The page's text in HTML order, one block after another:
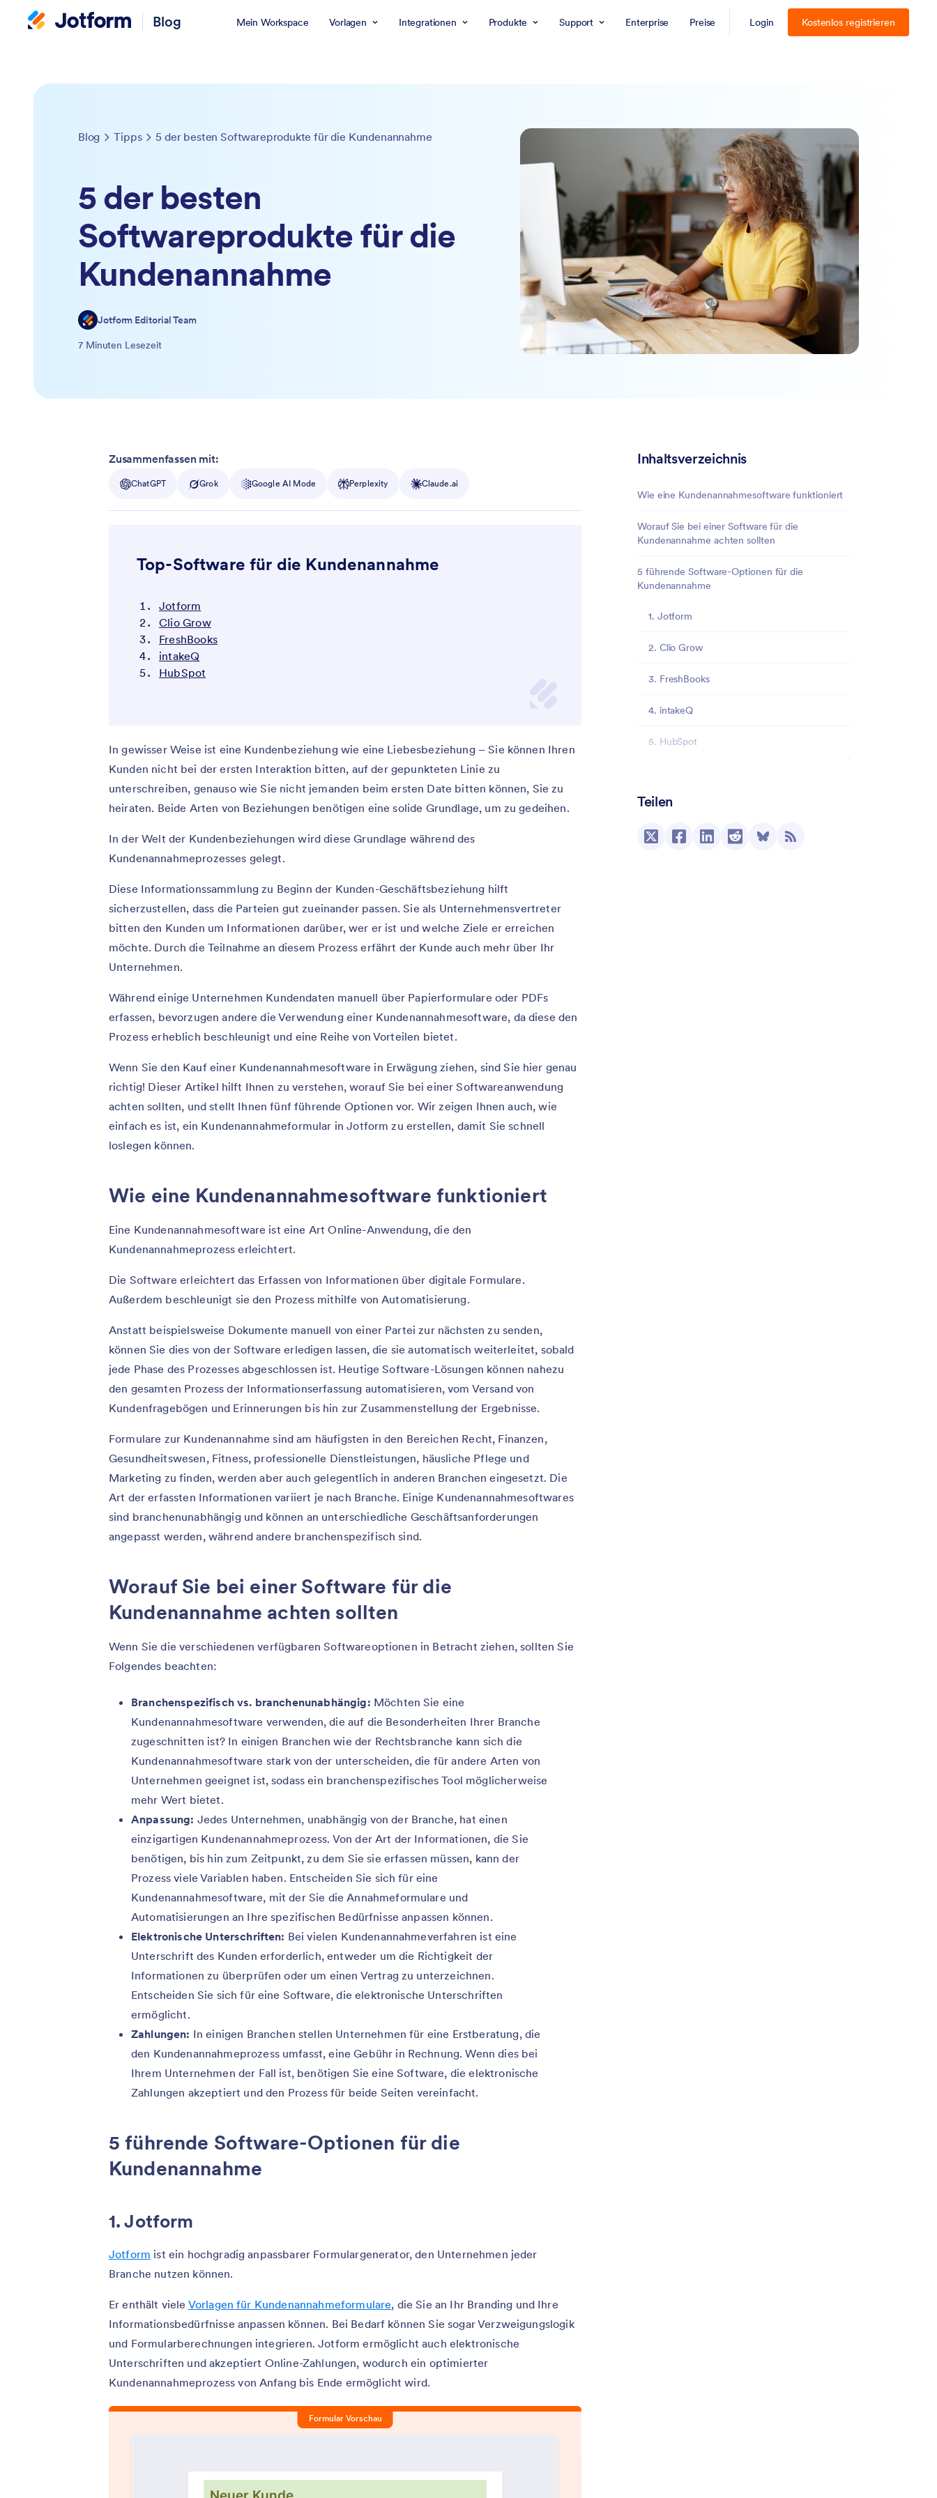
Blog Mein Workspace Vorlagen Integrationen Produkte Support Enterprise Preise Login Kostenlos registrieren
Blog Tipps 5 der besten Softwareprodukte für die Kundenannahme
5 der besten
Softwareprodukte für die
Kundenannahme
Jotform Editorial Team
7 Minuten Lesezeit
Inhaltsverzeichnis
Wie eine Kundenannahmesoftware funktioniert
Worauf Sie bei einer Software für die
Kundenannahme achten sollten
5 führende Software-Optionen für die
Kundenannahme
1. Jotform
2. Clio Grow
3. FreshBooks
4. intakeQ
5. HubSpot
Kundenannahme erstellt
Teilen
Zusammenfassen mit:
ChatGPT Grok Google AI Mode Perplexity Claude.ai
Top-Software für die Kundenannahme
Jotform
Clio Grow
FreshBooks
intakeQ
HubSpot
In gewisser Weise ist eine Kundenbeziehung wie eine Liebesbeziehung – Sie können Ihren
Kunden nicht bei der ersten Interaktion bitten, auf der gepunkteten Linie zu
unterschreiben, genauso wie Sie nicht jemanden beim ersten Date bitten können, Sie zu
heiraten. Beide Arten von Beziehungen benötigen eine solide Grundlage, um zu gedeihen.
In der Welt der Kundenbeziehungen wird diese Grundlage während des
Kundenannahmeprozesses gelegt.
Diese Informationssammlung zu Beginn der Kunden-Geschäftsbeziehung hilft
sicherzustellen, dass die Parteien gut zueinander passen. Sie als Unternehmensvertreter
bitten den Kunden um Informationen darüber, wer er ist und welche Ziele er erreichen
möchte. Durch die Teilnahme an diesem Prozess erfährt der Kunde auch mehr über Ihr
Unternehmen.
Während einige Unternehmen Kundendaten manuell über Papierformulare oder PDFs
erfassen, bevorzugen andere die Verwendung einer Kundenannahmesoftware, da diese den
Prozess erheblich beschleunigt und eine Reihe von Vorteilen bietet.
Wenn Sie den Kauf einer Kundenannahmesoftware in Erwägung ziehen, sind Sie hier genau
richtig! Dieser Artikel hilft Ihnen zu verstehen, worauf Sie bei einer Softwareanwendung
achten sollten, und stellt Ihnen fünf führende Optionen vor. Wir zeigen Ihnen auch, wie
einfach es ist, ein Kundenannahmeformular in Jotform zu erstellen, damit Sie schnell
loslegen können.
Wie eine Kundenannahmesoftware funktioniert
Eine Kundenannahmesoftware ist eine Art Online-Anwendung, die den
Kundenannahmeprozess erleichtert.
Die Software erleichtert das Erfassen von Informationen über digitale Formulare.
Außerdem beschleunigt sie den Prozess mithilfe von Automatisierung.
Anstatt beispielsweise Dokumente manuell von einer Partei zur nächsten zu senden,
können Sie dies von der Software erledigen lassen, die sie automatisch weiterleitet, sobald
jede Phase des Prozesses abgeschlossen ist. Heutige Software-Lösungen können nahezu
den gesamten Prozess der Informationserfassung automatisieren, vom Versand von
Kundenfragebögen und Erinnerungen bis hin zur Zusammenstellung der Ergebnisse.
Formulare zur Kundenannahme sind am häufigsten in den Bereichen Recht, Finanzen,
Gesundheitswesen, Fitness, professionelle Dienstleistungen, häusliche Pflege und
Marketing zu finden, werden aber auch gelegentlich in anderen Branchen eingesetzt. Die
Art der erfassten Informationen variiert je nach Branche. Einige Kundenannahmesoftwares
sind branchenunabhängig und können an unterschiedliche Geschäftsanforderungen
angepasst werden, während andere branchenspezifisch sind.
Worauf Sie bei einer Software für die
Kundenannahme achten sollten
Wenn Sie die verschiedenen verfügbaren Softwareoptionen in Betracht ziehen, sollten Sie
Folgendes beachten:
Branchenspezifisch vs. branchenunabhängig: Möchten Sie eine
Kundenannahmesoftware verwenden, die auf die Besonderheiten Ihrer Branche
zugeschnitten ist? In einigen Branchen wie der Rechtsbranche kann sich die
Kundenannahmesoftware stark von der unterscheiden, die für andere Arten von
Unternehmen geeignet ist, sodass ein branchenspezifisches Tool möglicherweise
mehr Wert bietet.
Anpassung: Jedes Unternehmen, unabhängig von der Branche, hat einen
einzigartigen Kundenannahmeprozess. Von der Art der Informationen, die Sie
benötigen, bis hin zum Zeitpunkt, zu dem Sie sie erfassen müssen, kann der
Prozess viele Variablen haben. Entscheiden Sie sich für eine
Kundenannahmesoftware, mit der Sie die Annahmeformulare und
Automatisierungen an Ihre spezifischen Bedürfnisse anpassen können.
Elektronische Unterschriften: Bei vielen Kundenannahmeverfahren ist eine
Unterschrift des Kunden erforderlich, entweder um die Richtigkeit der
Informationen zu überprüfen oder um einen Vertrag zu unterzeichnen.
Entscheiden Sie sich für eine Software, die elektronische Unterschriften
ermöglicht.
Zahlungen: In einigen Branchen stellen Unternehmen für eine Erstberatung, die
den Kundenannahmeprozess umfasst, eine Gebühr in Rechnung. Wenn dies bei
Ihrem Unternehmen der Fall ist, benötigen Sie eine Software, die elektronische
Zahlungen akzeptiert und den Prozess für beide Seiten vereinfacht.
5 führende Software-Optionen für die
Kundenannahme
1. Jotform
Jotform ist ein hochgradig anpassbarer Formulargenerator, den Unternehmen jeder
Branche nutzen können.
Er enthält viele Vorlagen für Kundenannahmeformulare, die Sie an Ihr Branding und Ihre
Informationsbedürfnisse anpassen können. Bei Bedarf können Sie sogar Verzweigungslogik
und Formularberechnungen integrieren. Jotform ermöglicht auch elektronische
Unterschriften und akzeptiert Online-Zahlungen, wodurch ein optimierter
Kundenannahmeprozess von Anfang bis Ende ermöglicht wird.